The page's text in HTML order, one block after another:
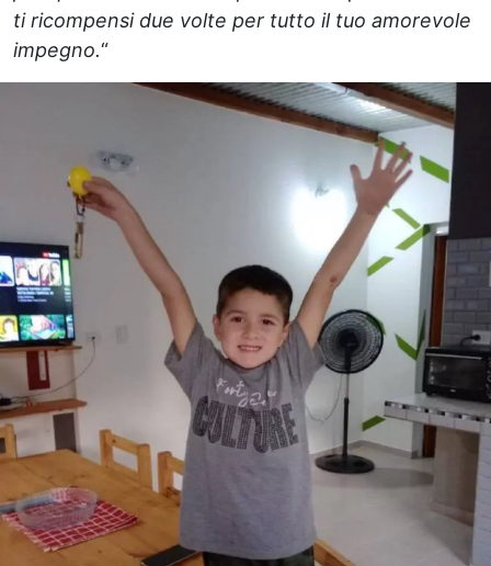
ti ricompensi due volte per tutto il tuo amorevole
impegno.“